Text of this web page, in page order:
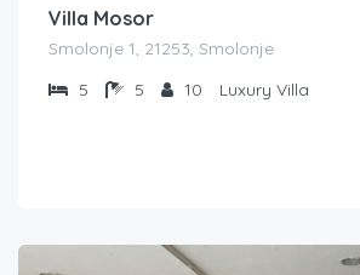
Villa Mosor
Smolonje 1, 21253, Smolonje
5
5 10 Luxury Villa